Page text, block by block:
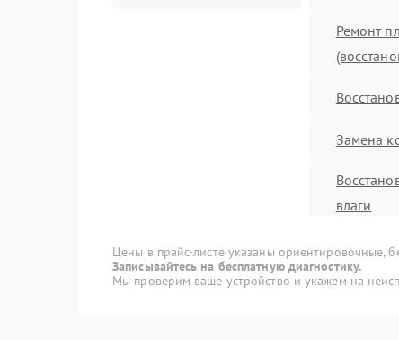
Ремонт
Замена
влаги
Замена
Замена
Цены в прайс-листе указаны ориентировочные,
Записывайтесь на бесплатную диагностику.
Мы проверим ваше устройство и укажем на